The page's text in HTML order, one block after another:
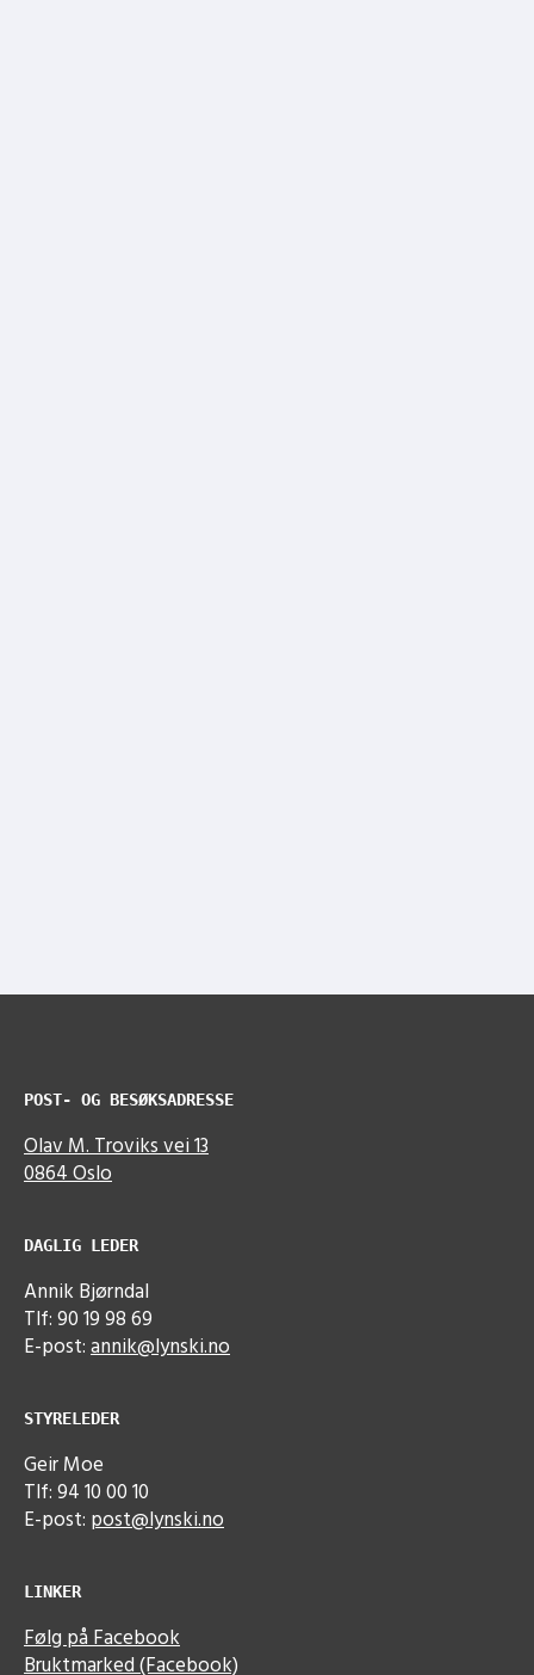
POST- OG BESØKSADRESSE
Olav M. Troviks vei 13
0864 Oslo
DAGLIG LEDER
Annik Bjørndal
Tlf: 90 19 98 69
E-post:annik@lynski.no
STYRELEDER
Geir Moe
Tlf: 94 10 00 10
E-post: post@lynski.no
LINKER
Følg på Facebook
Bruktmarked (Facebook)